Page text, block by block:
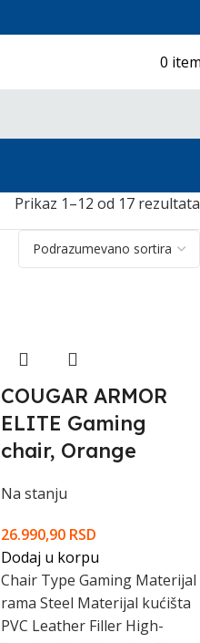
0
Prikaz 1–12 od 17 rezultata
COUGAR ARMOR
ELITE Gaming
chair, Orange
Na stanju
26.990,90 RSD
Dodaj u korpu
Chair Type Gaming Materijal
rama Steel Materijal kućišta
PVC Leather Filler High-